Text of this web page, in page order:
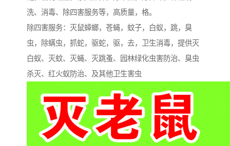
洗、消毒、除四害服务等，高质量，格。
除四害服务：灭鼠蟑螂，苍蝇，蚊子，白蚁，跳，臭
虫，除螨虫，抓蛇，驱蛇，驱，去，卫生消毒，提供灭
白蚁、灭蚊、灭蝇、灭跳蚤、园林绿化虫害防治、臭虫
杀灭、红火蚁防治、及其他卫生害虫